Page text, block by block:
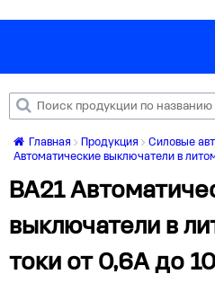
Главная Продукция
Силовые
Автоматические выключатели в
ВА21
выключатели в
токи от 0,6А до